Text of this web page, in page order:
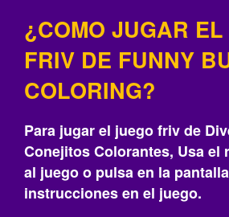
¿COMO JUGAR
FRIV DE FUNNY
COLORING?
Para jugar el juego friv de
Conejitos Colorantes, Usa el
al juego o pulsa en la
instrucciones en el juego.